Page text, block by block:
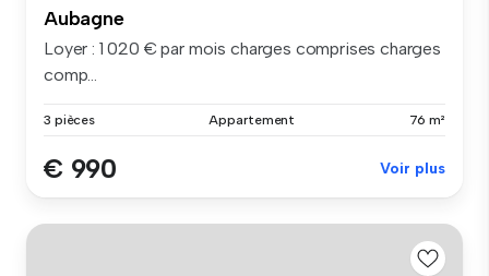
Aubagne
Loyer : 1 020 € par mois charges comprises charges
comp...
3 pièces Appartement 76 m²
€ 990 Voir plus